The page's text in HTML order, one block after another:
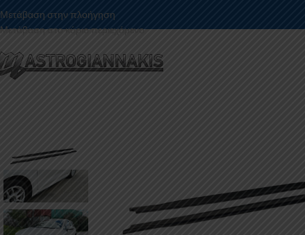
Μετάβαση στην πλοήγηση
Μετάβαση στο κύριο περιεχόμενο